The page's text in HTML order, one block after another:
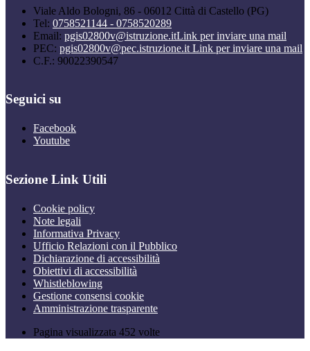
Viale Aldo Bologni, 86 - 06012 Città di Castello (PG)
Tel: 0758521144 - 0758520289
Email: pgis02800v@istruzione.itLink per inviare una mail
PEC: pgis02800v@pec.istruzione.it Link per inviare una mail
C.F.: 90022390547
Seguici su
Facebook
Youtube
Sezione Link Utili
Cookie policy
Note legali
Informativa Privacy
Ufficio Relazioni con il Pubblico
Dichiarazione di accessibilità
Obiettivi di accessibilità
Whistleblowing
Gestione consensi cookie
Amministrazione trasparente
Pagina visualizzata 452 volte